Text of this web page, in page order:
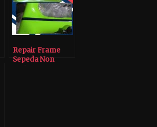
Repair Frame
Sepeda Non